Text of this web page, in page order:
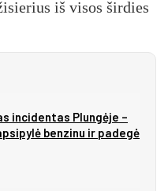
iš visos širdies
in­ci­den­tas Plun­gė­je –
ben­zi­nu ir pa­de­gė